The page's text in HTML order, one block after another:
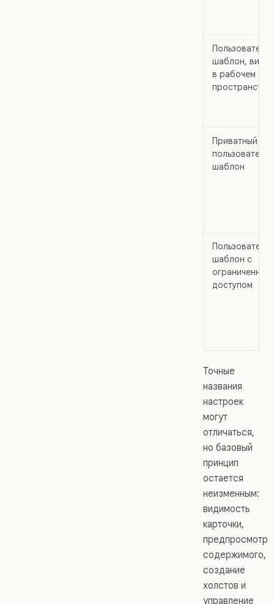
шаблон,
в рабочем
пространстве
Приватный
шаблон
шаблон с
ограниченным
доступом
Точные
названия
настроек
могут
отличаться,
но базовый
принцип
остается
неизменным:
видимость
карточки,
предпросмотр
содержимого,
создание
холстов и
управление